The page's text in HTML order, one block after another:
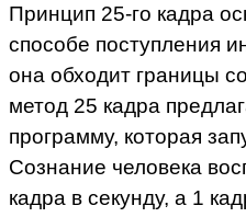
Принцип 25-го кадра
способе поступления
она обходит границы
метод 25 кадра
программу, которая
Сознание человека
кадра в секунду, а 1